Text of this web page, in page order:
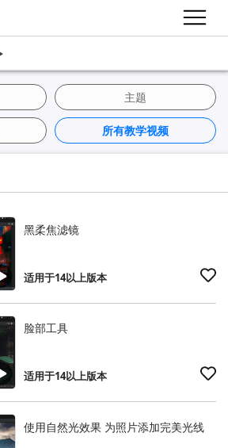
主题
所有教学视频
黑柔焦滤镜
适用于14以上版本
脸部工具
适用于14以上版本
使用自然光效果 为照片添加完美光线